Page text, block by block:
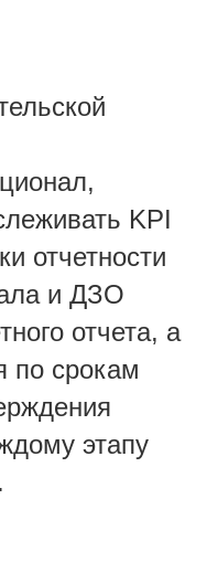
KPI
отчетности
и ДЗО
отчета, а
по срокам
этапу